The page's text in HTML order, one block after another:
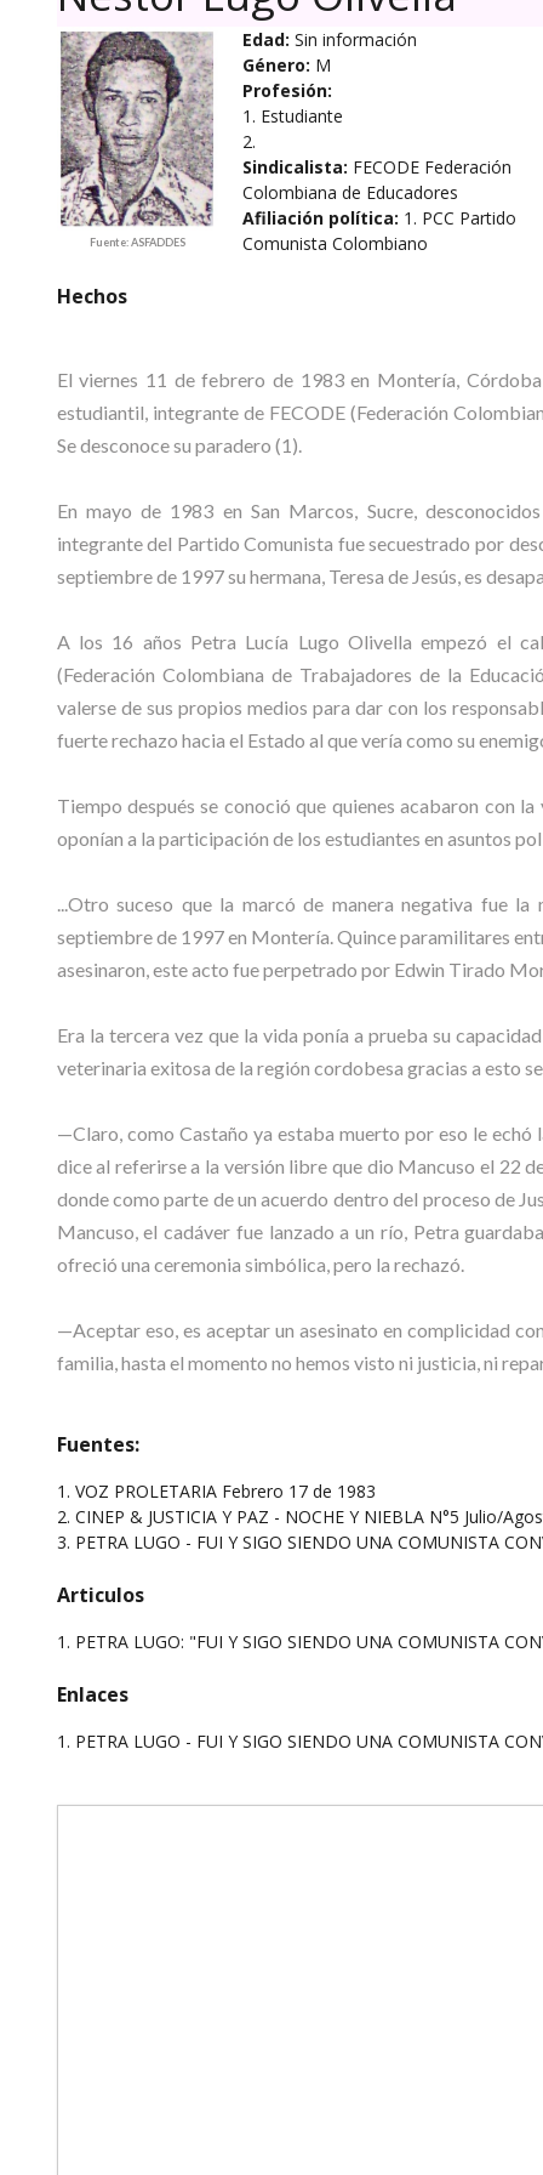
Fuente: ASFADDES
Edad: Sin información
Género: M
Profesión:
1. Estudiante
2.
Sindicalista: FECODE Federación
Colombiana de Educadores
Afiliación política: 1. PCC Partido
Comunista Colombiano
Hechos
El viernes 11 de febrero de 1983 en Montería,
estudiantil, integrante de FECODE (Federación
Se desconoce su paradero (1).
En mayo de 1983 en San Marcos, Sucre,
integrante del Partido Comunista fue secuestrado por
septiembre de 1997 su hermana, Teresa de Jesús, es
A los 16 años Petra Lucía Lugo Olivella empezó el
(Federación Colombiana de Trabajadores de la
valerse de sus propios medios para dar con los
fuerte rechazo hacia el Estado al que vería como su
Tiempo después se conoció que quienes acabaron con
oponían a la participación de los estudiantes en asuntos
...Otro suceso que la marcó de manera negativa fue
septiembre de 1997 en Montería. Quince paramilitares
asesinaron, este acto fue perpetrado por Edwin Tirado
Era la tercera vez que la vida ponía a prueba su
veterinaria exitosa de la región cordobesa gracias a esto
—Claro, como Castaño ya estaba muerto por eso le
dice al referirse a la versión libre que dio Mancuso el 22
donde como parte de un acuerdo dentro del proceso de
Mancuso, el cadáver fue lanzado a un río, Petra
ofreció una ceremonia simbólica, pero la rechazó.
—Aceptar eso, es aceptar un asesinato en complicidad
familia, hasta el momento no hemos visto ni justicia, ni
Fuentes:
1. VOZ PROLETARIA Febrero 17 de 1983
2. CINEP & JUSTICIA Y PAZ - NOCHE Y NIEBLA N°5 Julio/
3. PETRA LUGO - FUI Y SIGO SIENDO UNA COMUNISTA
Articulos
1. PETRA LUGO: "FUI Y SIGO SIENDO UNA COMUNISTA
Enlaces
1. PETRA LUGO - FUI Y SIGO SIENDO UNA COMUNISTA